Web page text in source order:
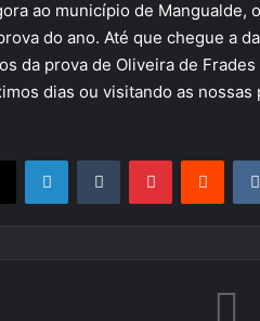
ao município de
do ano. Até que chegue a
da prova de Oliveira de
dias ou visitando as nossas
X LinkedInTumblr Pinterest